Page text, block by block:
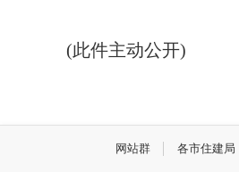
(此件主动公开)
网站群 各市住建局